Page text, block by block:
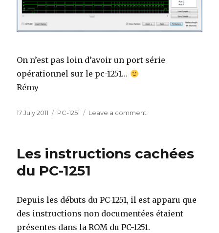
On n’est pas loin d’avoir un port série
opérationnel sur le pc-1251…
Rémy
Posted
17 July 2011 Categories
PC-1251 Leave a comment
du
Les instructions cachées
du PC-1251
Depuis les débuts du PC-1251, il est apparu que
des instructions non documentées étaient
présentes dans la ROM du PC-1251.